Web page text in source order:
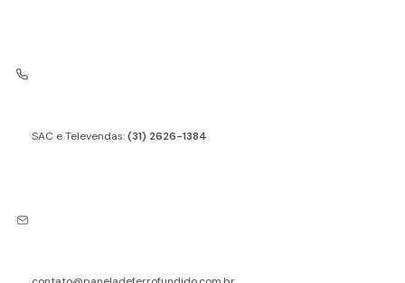
SAC e Televendas:(31) 2626-1384